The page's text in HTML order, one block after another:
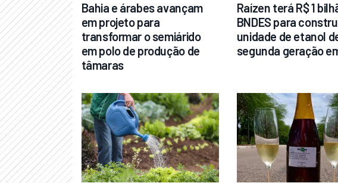
Bahia e árabes avançam
em projeto para
transformar o semiárido
em polo de produção de
tâmaras
Raízen terá R$ 1
BNDES para
unidade de etanol
segunda geração